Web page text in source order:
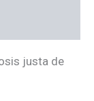
justa de